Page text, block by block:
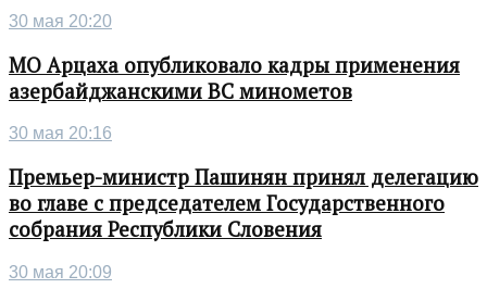
30 мая 20:20
МО Арцаха опубликовало кадры применения
азербайджанскими ВС минометов
30 мая 20:16
Премьер-министр Пашинян принял делегацию
во главе с председателем Государственного
собрания Республики Словения
30 мая 20:09